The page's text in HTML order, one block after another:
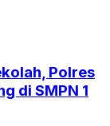
Polres
di SMPN 1